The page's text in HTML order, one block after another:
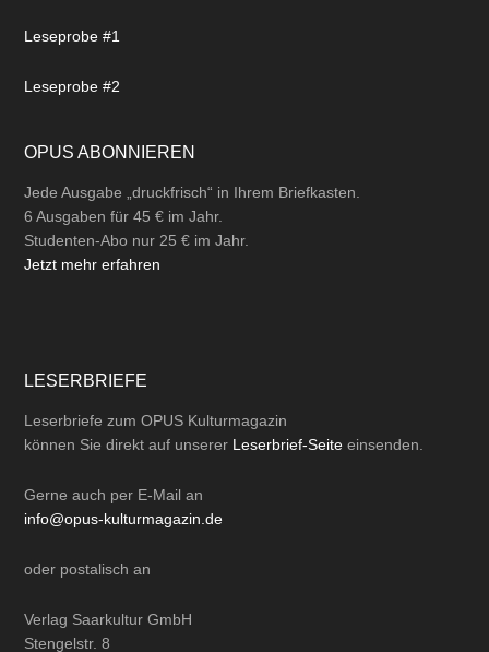
Leseprobe #1
Leseprobe #2
OPUS ABONNIEREN
Jede Ausgabe „druckfrisch“ in Ihrem Briefkasten.
6 Ausgaben für 45 € im Jahr.
Studenten-Abo nur 25 € im Jahr.
Jetzt mehr erfahren
LESERBRIEFE
Leserbriefe zum OPUS Kulturmagazin
können Sie direkt auf unserer Leserbrief-Seite einsenden.
Gerne auch per E-Mail an
info@opus-kulturmagazin.de
oder postalisch an
Verlag Saarkultur GmbH
Stengelstr. 8